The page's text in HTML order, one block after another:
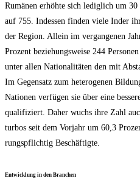
Rumä­nen erhöh­te sich ledig­lich um
auf 755. Indes­sen fin­den vie­le Inder
der Regi­on. Allein im ver­gan­ge­nen
Pro­zent bezie­hungs­wei­se 244
unter allen Natio­na­li­tä­ten den mit
Im Gegen­satz zum hete­ro­ge­nen
Natio­nen ver­fü­gen sie über eine
qua­li­fi­ziert. Daher wuchs ihre Zahl
tur­bos seit dem Vor­jahr um 60,3
rungs­pflich­tig Beschäftigte.
Ent­wick­lung in den Branchen